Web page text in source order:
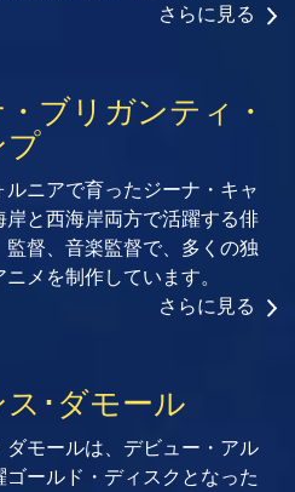
さらに見る
ブリガンティ・
プ
ルニアで育ったジーナ・キャ
岸と西海岸両方で活躍する俳
監督、音楽監督で、多くの独
メを制作しています。
さらに見る
･ダモール
ダモールは、デビュー・アル
ゴールド・ディスクとなった